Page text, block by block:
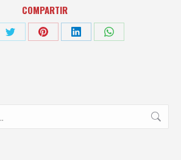
COMPARTIR
Share
Share
Share
Share